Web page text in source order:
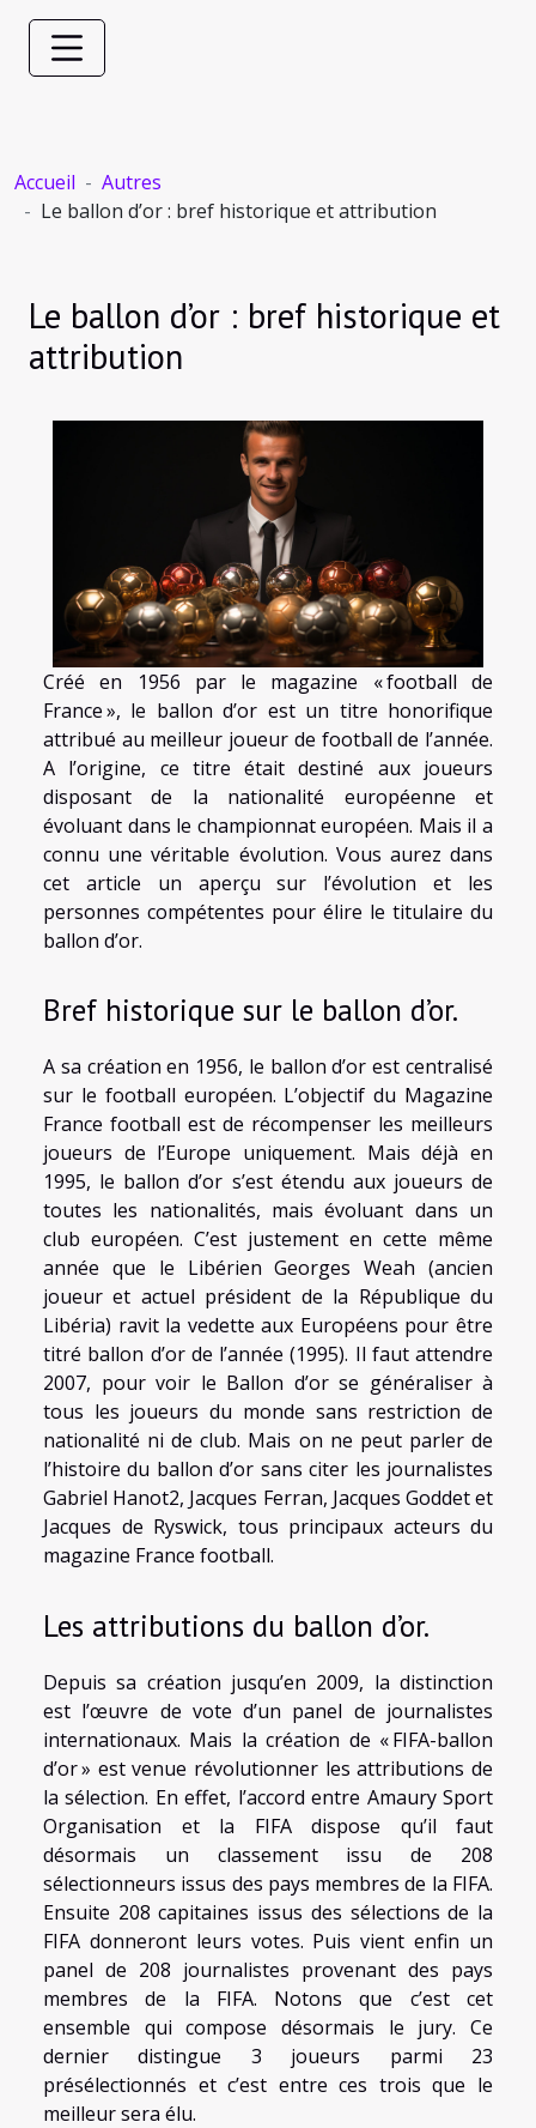
Accueil
Autres
Le ballon d’or : bref historique et attribution
Le ballon d’or : bref historique et
attribution
Créé en 1956 par le magazine « football de
France », le ballon d’or est un titre honorifique
attribué au meilleur joueur de football de l’année.
A l’origine, ce titre était destiné aux joueurs
disposant de la nationalité européenne et
évoluant dans le championnat européen. Mais il a
connu une véritable évolution. Vous aurez dans
cet article un aperçu sur l’évolution et les
personnes compétentes pour élire le titulaire du
ballon d’or.
Bref historique sur le ballon d’or.
A sa création en 1956, le ballon d’or est centralisé
sur le football européen. L’objectif du Magazine
France football est de récompenser les meilleurs
joueurs de l’Europe uniquement. Mais déjà en
1995, le ballon d’or s’est étendu aux joueurs de
toutes les nationalités, mais évoluant dans un
club européen. C’est justement en cette même
année que le Libérien Georges Weah (ancien
joueur et actuel président de la République du
Libéria) ravit la vedette aux Européens pour être
titré ballon d’or de l’année (1995). Il faut attendre
2007, pour voir le Ballon d’or se généraliser à
tous les joueurs du monde sans restriction de
nationalité ni de club. Mais on ne peut parler de
l’histoire du ballon d’or sans citer les journalistes
Gabriel Hanot2, Jacques Ferran, Jacques Goddet et
Jacques de Ryswick, tous principaux acteurs du
magazine France football.
Les attributions du ballon d’or.
Depuis sa création jusqu’en 2009, la distinction
est l’œuvre de vote d’un panel de journalistes
internationaux. Mais la création de « FIFA-ballon
d’or » est venue révolutionner les attributions de
la sélection. En effet, l’accord entre Amaury Sport
Organisation et la FIFA dispose qu’il faut
désormais un classement issu de 208
sélectionneurs issus des pays membres de la FIFA.
Ensuite 208 capitaines issus des sélections de la
FIFA donneront leurs votes. Puis vient enfin un
panel de 208 journalistes provenant des pays
membres de la FIFA. Notons que c’est cet
ensemble qui compose désormais le jury. Ce
dernier distingue 3 joueurs parmi 23
présélectionnés et c’est entre ces trois que le
meilleur sera élu.